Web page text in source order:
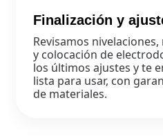
Finalización y
Revisamos
y colocación de
los últimos ajustes y te
lista para usar, con
de materiales.